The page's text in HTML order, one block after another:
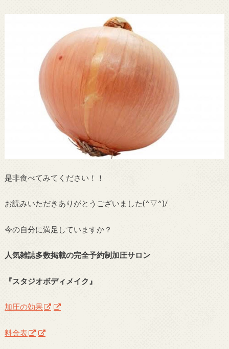
是非食べてみてください！！
お読みいただきありがとうございました(^▽^)/
今の自分に満足していますか？
人気雑誌多数掲載の完全予約制加圧サロン
『スタジオボディメイク』
加圧の効果
料金表